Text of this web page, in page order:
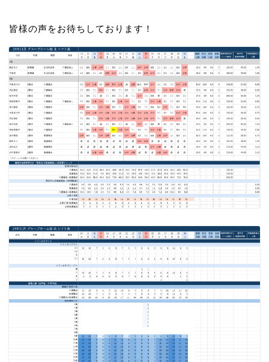
皆様の声をお待ちしております！